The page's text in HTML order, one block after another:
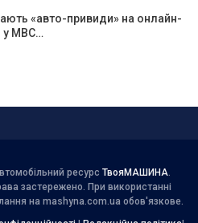
«авто-привиди» на онлайн-
у МВС…
ресурс ТвояМАШИНА.
застережено. При використанні
на mashyna.com.ua обов'язкове.